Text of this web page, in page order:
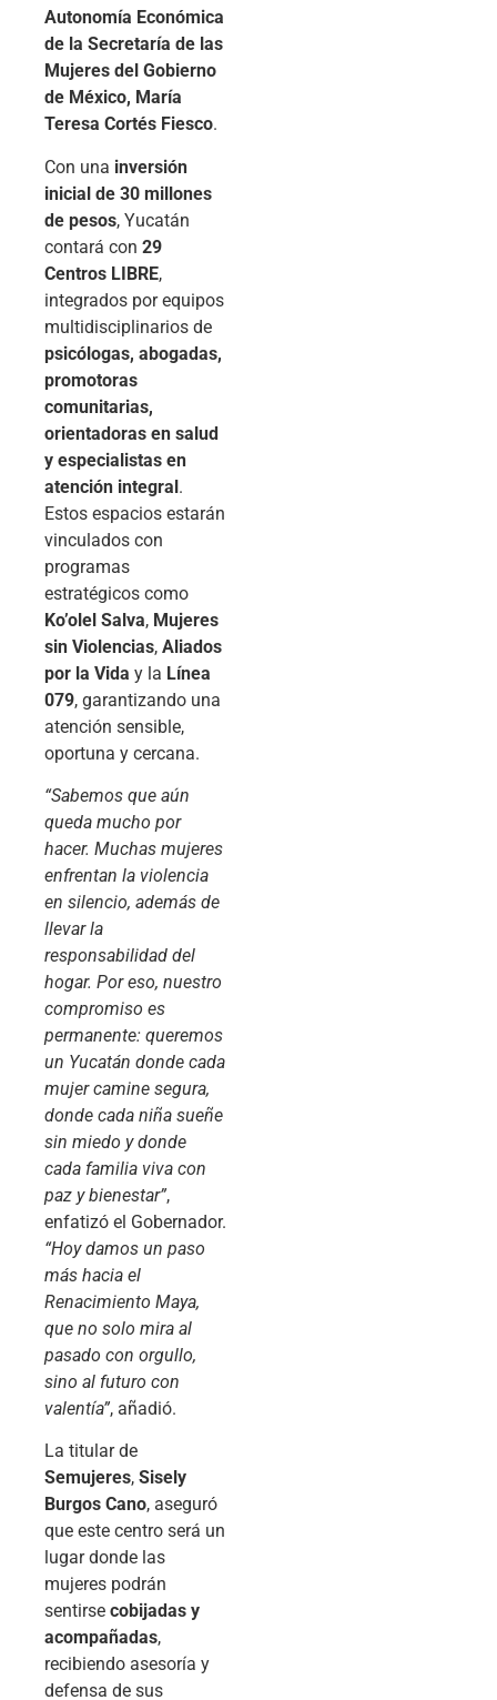
Autonomía Económica
de la Secretaría de las
Mujeres del Gobierno
de México, María
Teresa Cortés Fiesco.
Con una inversión
inicial de 30 millones
de pesos, Yucatán
contará con 29
Centros LIBRE,
integrados por equipos
multidisciplinarios de
psicólogas, abogadas,
promotoras
comunitarias,
orientadoras en salud
y especialistas en
atención integral.
Estos espacios estarán
vinculados con
programas
estratégicos como
Ko’olel Salva, Mujeres
sin Violencias, Aliados
por la Vida y la Línea
079, garantizando una
atención sensible,
oportuna y cercana.
“Sabemos que aún
queda mucho por
hacer. Muchas mujeres
enfrentan la violencia
en silencio, además de
llevar la
responsabilidad del
hogar. Por eso, nuestro
compromiso es
permanente: queremos
un Yucatán donde cada
mujer camine segura,
donde cada niña sueñe
sin miedo y donde
cada familia viva con
paz y bienestar”,
enfatizó el Gobernador.
“Hoy damos un paso
más hacia el
Renacimiento Maya,
que no solo mira al
pasado con orgullo,
sino al futuro con
valentía”, añadió.
La titular de
Semujeres, Sisely
Burgos Cano, aseguró
que este centro será un
lugar donde las
mujeres podrán
sentirse cobijadas y
acompañadas,
recibiendo asesoría y
defensa de sus